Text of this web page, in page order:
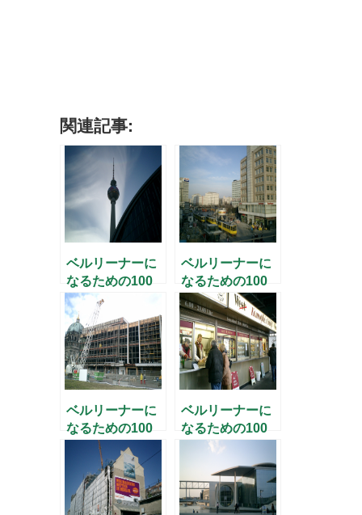
関連記事:
ベルリーナーに
なるための100
の問い(1)
ベルリーナーに
なるための100
の問い(2) – 歴史
編 –
ベルリーナーに
なるための100
の問い(3) –
（続）歴史編 –
ベルリーナーに
なるための100
の問い(4) – 政
治・美食編 –